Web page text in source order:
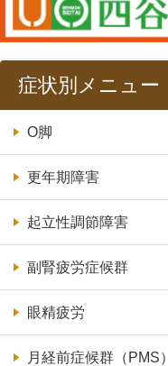
症状別メニュー
O脚
更年期障害
起立性調節障害
副腎疲労症候群
眼精疲労
月経前症候群（PMS）